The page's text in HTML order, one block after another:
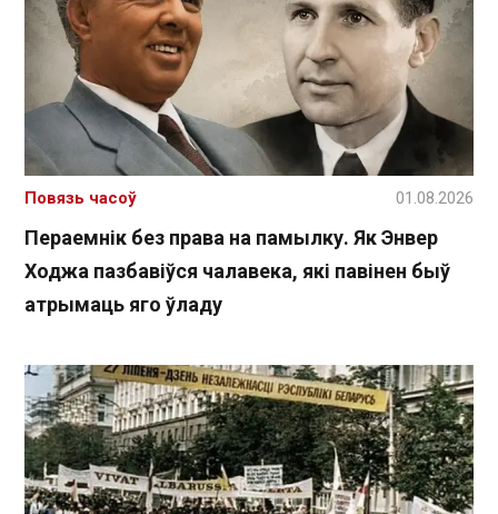
Пераемнік без права на памылку. Як Энвер
Ходжа пазбавіўся чалавека, які павінен быў
атрымаць яго ўладу
Повязь часоў 01.08.2026